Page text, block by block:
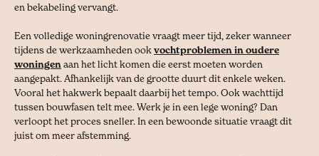
en bekabeling vervangt.
Een volledige woningrenovatie vraagt meer tijd, zeker wanneer
tijdens de werkzaamheden ook vochtproblemen in oudere
woningen aan het licht komen die eerst moeten worden
aangepakt. Afhankelijk van de grootte duurt dit enkele weken.
Vooral het hakwerk bepaalt daarbij het tempo. Ook wachttijd
tussen bouwfasen telt mee. Werk je in een lege woning? Dan
verloopt het proces sneller. In een bewoonde situatie vraagt dit
juist om meer afstemming.